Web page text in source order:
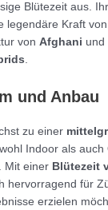
Blütezeit aus.
legendäre Kraft von
von Afghani und
.
und Anbau
zu einer
Indoor als
Mit einer Blütezeit
hervorragend für
erzielen